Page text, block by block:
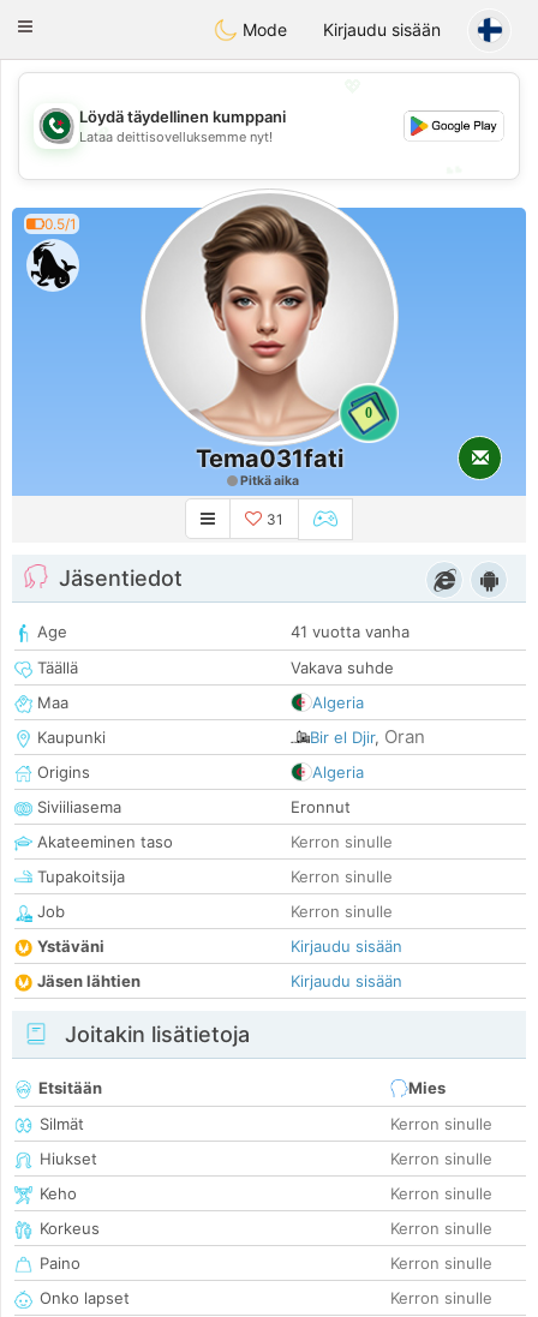
Weshrak
Toggle
Mode Kirjaudu sisään
💖
💕
Löydä täydellinen kumppani
Lataa deittisovelluksemme nyt!
0.5/1
0
Tema031fati
Pitkä aika
31
Jäsentiedot
Age
41 vuotta vanha
Täällä
Vakava suhde
Maa
Algeria
Kaupunki
Bir el Djir, Oran
Origins
Algeria
Siviiliasema
Eronnut
Akateeminen taso
Kerron sinulle
Tupakoitsija
Kerron sinulle
Job
Kerron sinulle
Ystäväni
Kirjaudu sisään
Jäsen lähtien
Kirjaudu sisään
Joitakin lisätietoja
Etsitään
Mies
Silmät
Kerron sinulle
Hiukset
Kerron sinulle
Keho
Kerron sinulle
Korkeus
Kerron sinulle
Paino
Kerron sinulle
Onko lapset
Kerron sinulle